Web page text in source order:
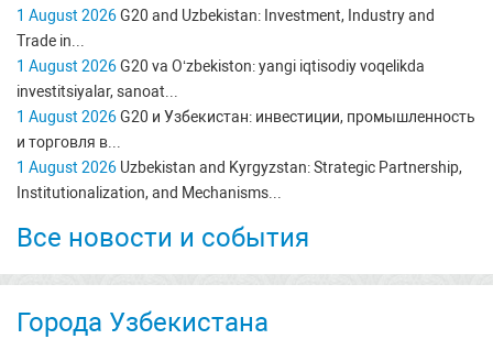
1 August 2026G20 and Uzbekistan: Investment, Industry and
Trade in...
1 August 2026G20 va O‘zbekiston: yangi iqtisodiy voqelikda
investitsiyalar, sanoat...
1 August 2026G20 и Узбекистан: инвестиции, промышленность
и торговля в...
1 August 2026 Uzbekistan and Kyrgyzstan: Strategic Partnership,
Institutionalization, and Mechanisms...
Все новости и события
Города Узбекистана